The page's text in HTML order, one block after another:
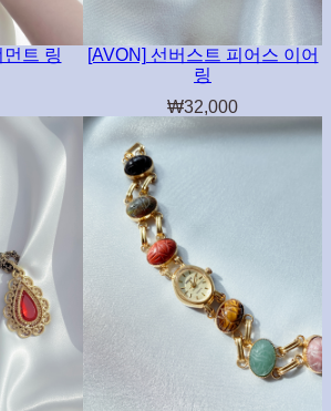
먼트 링
[AVON] 선버스트 피어스 이어
링
₩32,000